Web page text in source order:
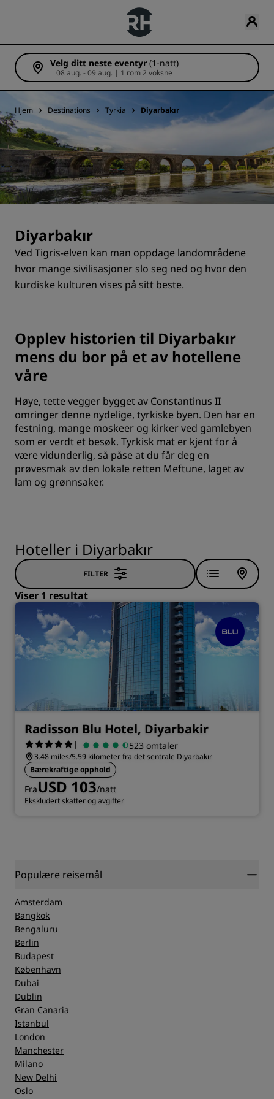
Velg ditt neste eventyr (1-natt)
08 aug. - 09 aug. | 1 rom 2 voksne
Hjem Destinations Tyrkia Diyarbakır
Diyarbakır
Ved Tigris-elven kan man oppdage landområdene
hvor mange sivilisasjoner slo seg ned og hvor den
kurdiske kulturen vises på sitt beste.
Opplev historien til Diyarbakır
mens du bor på et av hotellene
våre
Høye, tette vegger bygget av Constantinus II
omringer denne nydelige, tyrkiske byen. Den har en
festning, mange moskeer og kirker ved gamlebyen
som er verdt et besøk. Tyrkisk mat er kjent for å
være vidunderlig, så påse at du får deg en
prøvesmak av den lokale retten Meftune, laget av
lam og grønnsaker.
Hoteller i Diyarbakır
FILTER
Viser 1 resultat
Radisson Blu Hotel, Diyarbakir
| 523 omtaler
3.48 miles/5.59 kilometer fra det sentrale Diyarbakır
Bærekraftige opphold
FraUSD 103/natt
Ekskludert skatter og avgifter
Populære reisemål
Amsterdam
Bangkok
Bengaluru
Berlin
Budapest
København
Dubai
Dublin
Gran Canaria
Istanbul
London
Manchester
Milano
New Delhi
Oslo